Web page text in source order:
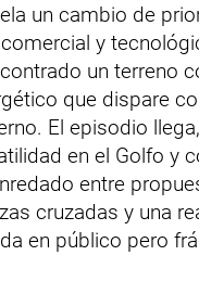
un cambio de
y
un terreno
que dispare
El episodio
en el Golfo y
entre
cruzadas y una
en público pero